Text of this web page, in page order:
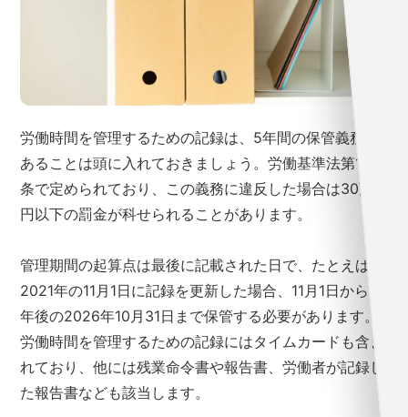
労働時間を管理するための記録は、5年間の保管義務が
あることは頭に入れておきましょう。労働基準法第109
条で定められており、この義務に違反した場合は30万
円以下の罰金が科せられることがあります。
管理期間の起算点は最後に記載された日で、たとえば、
2021年の11月1日に記録を更新した場合、11月1日から5
年後の2026年10月31日まで保管する必要があります。
労働時間を管理するための記録にはタイムカードも含ま
れており、他には残業命令書や報告書、労働者が記録し
た報告書なども該当します。